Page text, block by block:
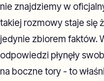
nie znajdziemy w
takiej rozmowy staje się
jedynie zbiorem faktów.
odpowiedzi płynęły
na boczne tory - to